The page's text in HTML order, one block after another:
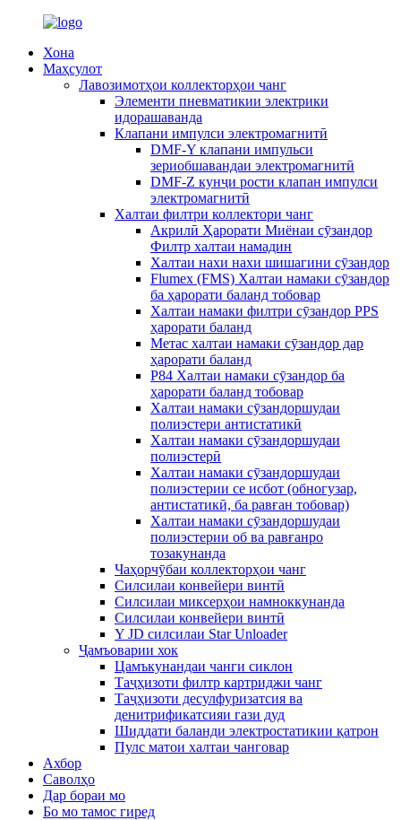
Хона
Маҳсулот
Лавозимотҳои коллекторҳои чанг
Элементи пневматикии электрики
идорашаванда
Клапани импулси электромагнитӣ
DMF-Y клапани импульси
зериобшавандаи электромагнитӣ
DMF-Z кунҷи рости клапан импулси
электромагнитӣ
Халтаи филтри коллектори чанг
Акрилӣ Ҳарорати Миёнаи сӯзандор
Филтр халтаи намадин
Халтаи нахи нахи шишагини сӯзандор
Flumex (FMS) Халтаи намаки сӯзандор
ба ҳарорати баланд тобовар
Халтаи намаки филтри сӯзандор PPS
ҳарорати баланд
Метас халтаи намаки сӯзандор дар
ҳарорати баланд
P84 Халтаи намаки сӯзандор ба
ҳарорати баланд тобовар
Халтаи намаки сӯзандоршудаи
полиэстери антистатикӣ
Халтаи намаки сӯзандоршудаи
полиэстерӣ
Халтаи намаки сӯзандоршудаи
полиэстерии се исбот (обногузар,
антистатикӣ, ба равған тобовар)
Халтаи намаки сӯзандоршудаи
полиэстерии об ва равғанро
тозакунанда
Чаҳорчӯбаи коллекторҳои чанг
Силсилаи конвейери винтӣ
Силсилаи миксерҳои намноккунанда
Силсилаи конвейери винтӣ
Y JD силсилаи Star Unloader
Ҷамъоварии хок
Цамъкунандаи чанги сиклон
Таҷҳизоти филтр картриджи чанг
Таҷҳизоти десулфуризатсия ва
денитрификатсияи гази дуд
Шиддати баланди электростатикии қатрон
Пулс матои халтаи чанговар
Ахбор
Саволҳо
Дар бораи мо
Бо мо тамос гиред